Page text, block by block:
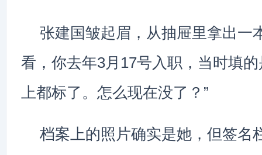
张建国皱起眉，从抽屉里拿出一
看，你去年3月17号入职，当时填
上都标了。怎么现在没了？”
档案上的照片确实是她，但签名